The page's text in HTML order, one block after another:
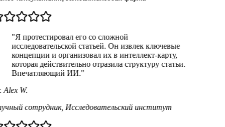
"Я протестировал его со сложной
исследовательской статьей. Он извлек ключевые
концепции и организовал их в интеллект-карту,
которая действительно отразила структуру статьи.
Впечатляющий ИИ."
W.
сотрудник, Исследовательский институт